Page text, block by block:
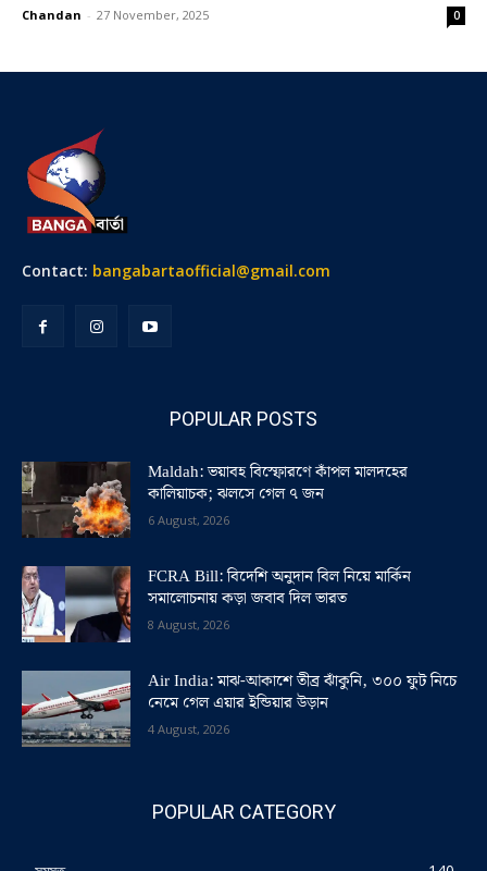
Chandan - 27 November, 2025 0
Contact: bangabartaofficial@gmail.com
POPULAR POSTS
Maldah: ভয়াবহ বিস্ফোরণে কাঁপল মালদহের
কালিয়াচক; ঝলসে গেল ৭ জন
6 August, 2026
FCRA Bill: বিদেশি অনুদান বিল নিয়ে মার্কিন
সমালোচনায় কড়া জবাব দিল ভারত
8 August, 2026
Air India: মাঝ-আকাশে তীব্র ঝাঁকুনি, ৩০০ ফুট নিচে
নেমে গেল এয়ার ইন্ডিয়ার উড়ান
4 August, 2026
POPULAR CATEGORY